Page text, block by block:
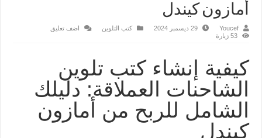
أمازون كيندل
Youcef 29 ديسمبر 2024 كتب التلوين
اضف تعليق
53 زيارة
كيفية إنشاء كتب تلوين
الشاحنات العملاقة: دليلك
الشامل للربح من أمازون
كيندل